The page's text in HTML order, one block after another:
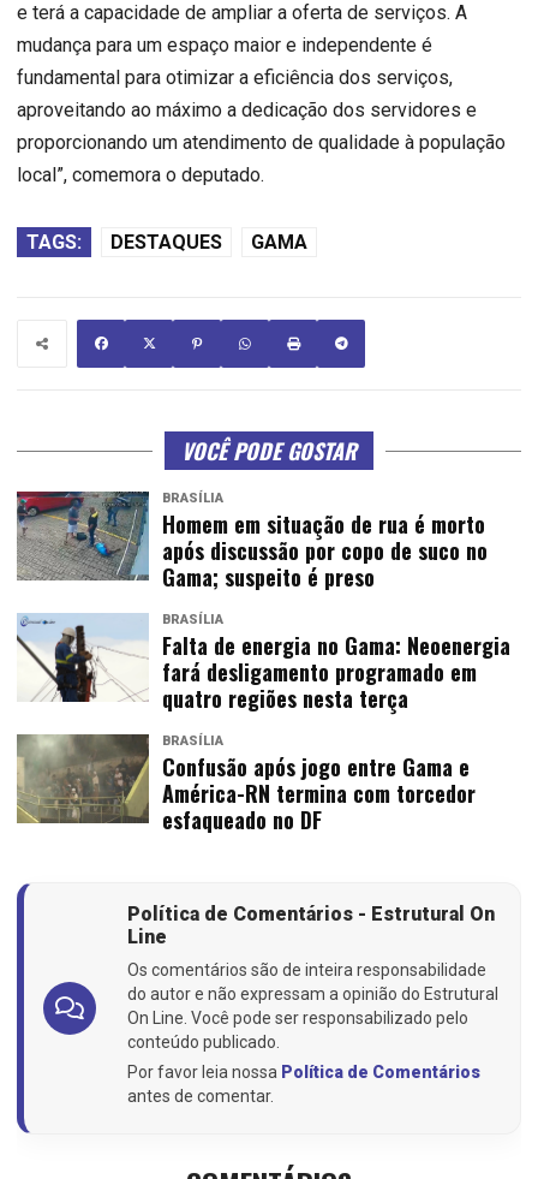
e terá a capacidade de ampliar a oferta de serviços. A
mudança para um espaço maior e independente é
fundamental para otimizar a eficiência dos serviços,
aproveitando ao máximo a dedicação dos servidores e
proporcionando um atendimento de qualidade à população
local”, comemora o deputado.
TAGS: DESTAQUES GAMA
VOCÊ PODE GOSTAR
BRASÍLIA
Homem em situação de rua é morto
após discussão por copo de suco no
Gama; suspeito é preso
BRASÍLIA
Falta de energia no Gama: Neoenergia
fará desligamento programado em
quatro regiões nesta terça
BRASÍLIA
Confusão após jogo entre Gama e
América-RN termina com torcedor
esfaqueado no DF
Política de Comentários - Estrutural On
Line
Os comentários são de inteira responsabilidade
do autor e não expressam a opinião do Estrutural
On Line. Você pode ser responsabilizado pelo
conteúdo publicado.
Por favor leia nossa Política de Comentários
antes de comentar.